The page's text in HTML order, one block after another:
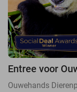
Entree voor
Ouwehands